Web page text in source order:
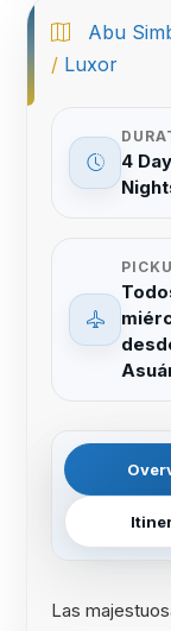
Abu
/ Luxor
4
Las